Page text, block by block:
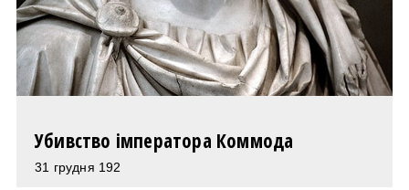
Убивство імператора Коммода
31 грудня 192